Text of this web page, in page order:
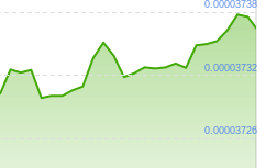
0.00003726
0.00003732
0.00003738